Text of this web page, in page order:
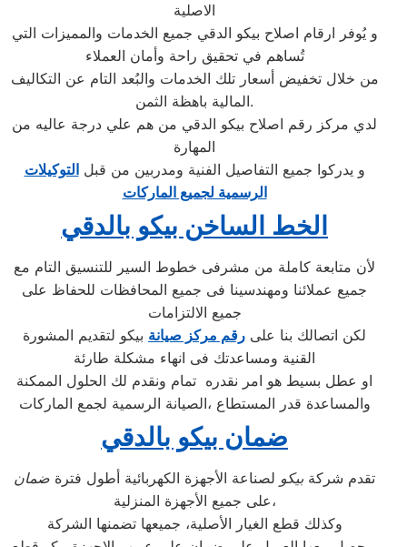
الاصلية
و يُوفر ارقام اصلاح بيكو الدقي جميع الخدمات والمميزات التي
تُساهم في تحقيق راحة وأمان العملاء
من خلال تخفيض أسعار تلك الخدمات والبُعد التام عن التكاليف
المالية باهظة الثمن.
لدي مركز رقم اصلاح بيكو الدقي من هم علي درجة عاليه من
المهارة
و يدركوا جميع التفاصيل الفنية ومدربين من قبلالتوكيلات
الرسمية لجميع الماركات
الخط الساخن بيكو بالدقي
لأن متابعة كاملة من مشرفى خطوط السير للتنسيق التام مع
جميع عملائنا ومهندسينا فى جميع المحافظات للحفاظ على
جميع الالتزامات
لكن اتصالك بنا على رقم مركز صيانة بيكو لتقديم المشورة
القنية ومساعدتك فى انهاء مشكلة طارئة
او عطل بسيط هو امر نقدره تمام ونقدم لك الحلول الممكنة
والمساعدة قدر المستطاع ،الصيانة الرسمية لجمع الماركات
ضمان بيكو بالدقي
تقدم شركة بيكو لصناعة الأجهزة الكهربائية أطول فترة ضمان
على جميع الأجهزة المنزلية،
وكذلك قطع الغيار الأصلية، جميعها تضمنها الشركة